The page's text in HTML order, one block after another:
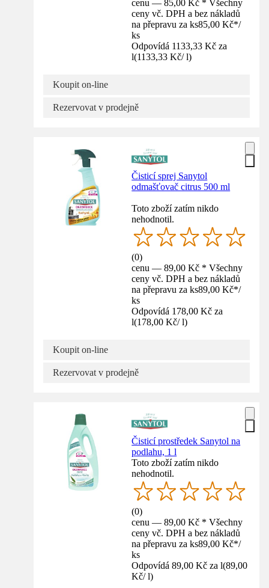
cenu — 85,00 Kč * Všechny
ceny vč. DPH a bez nákladů
na přepravu za ks85,00 Kč*/
ks
Odpovídá 1133,33 Kč za
l(1133,33 Kč/ l)
Koupit on-line
Rezervovat v prodejně
Čisticí sprej Sanytol
odmašťovač citrus 500 ml
Toto zboží zatím nikdo
nehodnotil.
(0)
cenu — 89,00 Kč * Všechny
ceny vč. DPH a bez nákladů
na přepravu za ks89,00 Kč*/
ks
Odpovídá 178,00 Kč za
l(178,00 Kč/ l)
Koupit on-line
Rezervovat v prodejně
Čisticí prostředek Sanytol na
podlahu, 1 l
Toto zboží zatím nikdo
nehodnotil.
(0)
cenu — 89,00 Kč * Všechny
ceny vč. DPH a bez nákladů
na přepravu za ks89,00 Kč*/
ks
Odpovídá 89,00 Kč za l(89,00
Kč/ l)